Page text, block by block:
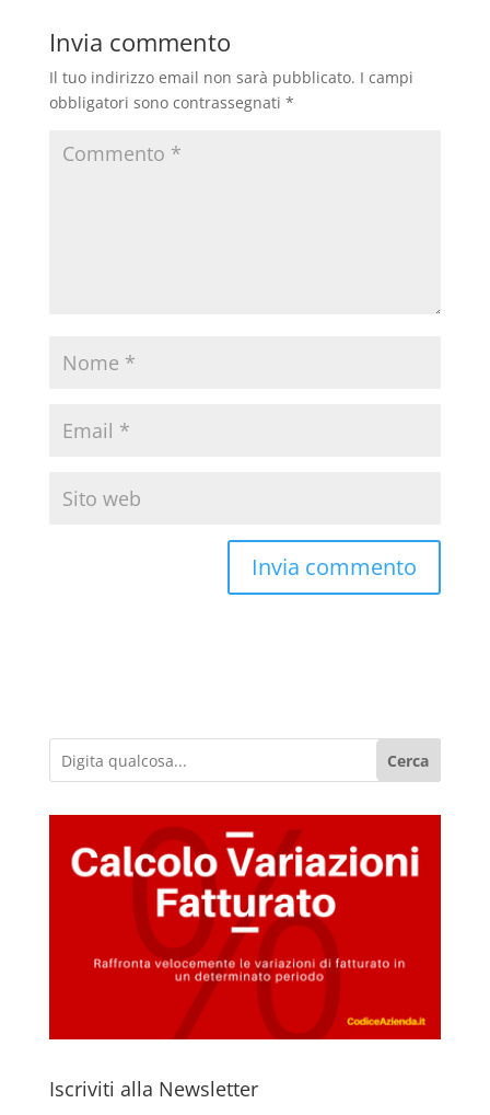
Invia commento
Il tuo indirizzo email non sarà pubblicato. I campi
obbligatori sono contrassegnati *
Cerca
Iscriviti alla Newsletter